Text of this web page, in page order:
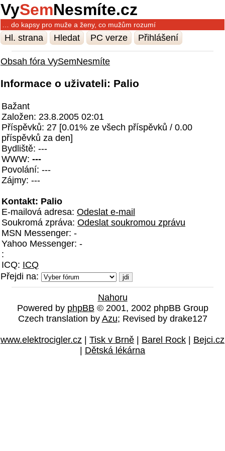
VySemNesmíte.cz
… do kapsy pro muže a ženy, co mužům rozumí
Hl. strana Hledat PC verze Přihlášení
Obsah fóra VySemNesmíte
Informace o uživateli: Palio
Bažant
Založen: 23.8.2005 02:01
Příspěvků: 27 [0.01% ze všech příspěvků / 0.00
příspěvků za den]
Bydliště: ---
WWW: ---
Povolání: ---
Zájmy: ---
Kontakt: Palio
E-mailová adresa: Odeslat e-mail
Soukromá zpráva: Odeslat soukromou zprávu
MSN Messenger: -
Yahoo Messenger: -
:
ICQ: ICQ
Přejdi na:
Nahoru
Powered by phpBB © 2001, 2002 phpBB Group
Czech translation by Azu; Revised by drake127
www.elektrocigler.cz Tisk v Brně Barel Rock
Bejci.cz
Dětská lékárna